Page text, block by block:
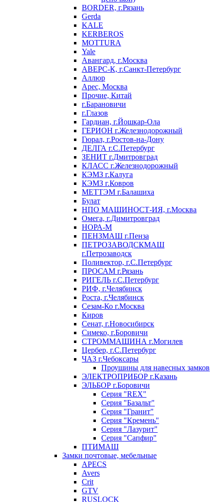
BORDER, г.Рязань
Gerda
KALE
KERBEROS
MOTTURA
Yale
Авангард, г.Москва
АВЕРС-К, г.Санкт-Петербург
Аллюр
Арес, Москва
Прочие, Китай
г.Барановичи
г.Глазов
Гардиан, г.Йошкар-Ола
ГЕРИОН г.Железнодорожный
Гюрал, г.Ростов-на-Дону
ДЕЛГА г.С.Петербург
ЗЕНИТ г.Дмитровград
КЛАСС г.Железнодорожный
КЭМЗ г.Калуга
КЭМЗ г.Ковров
МЕТТЭМ г.Балашиха
Булат
НПО МАШИНОСТ-ИЯ, г.Москва
Омега, г.Димитровград
НОРА-М
ПЕНЗМАШ г.Пенза
ПЕТРОЗАВОДСКМАШ
г.Петрозаводск
Поливектор, г.С.Петербург
ПРОСАМ г.Рязань
РИГЕЛЬ г.С.Петербург
РИФ, г.Челябинск
Роста, г.Челябинск
Сезам-Ко г.Москва
Киров
Сенат, г.Новосибирск
Симеко, г.Боровичи
СТРОММАШИНА г.Могилев
Цербер, г.С.Петербург
ЧАЗ г.Чебоксары
Проушины для навесных замков
ЭЛЕКТРОПРИБОР г.Казань
ЭЛЬБОР г.Боровичи
Серия "REX"
Серия "Базальт"
Серия "Гранит"
Серия "Кремень"
Серия "Лазурит"
Серия "Сапфир"
ПТИМАШ
Замки почтовые, мебельные
APECS
Avers
Crit
GTV
RUSLOCK